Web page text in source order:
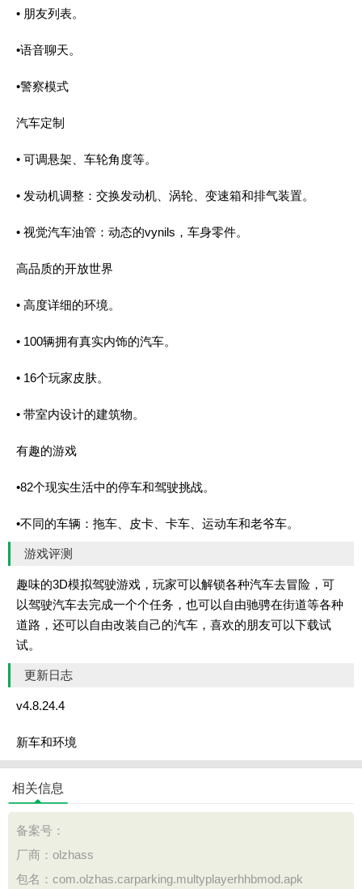
• 朋友列表。
•语音聊天。
•警察模式
汽车定制
• 可调悬架、车轮角度等。
• 发动机调整：交换发动机、涡轮、变速箱和排气装置。
• 视觉汽车油管：动态的vynils，车身零件。
高品质的开放世界
• 高度详细的环境。
• 100辆拥有真实内饰的汽车。
• 16个玩家皮肤。
• 带室内设计的建筑物。
有趣的游戏
•82个现实生活中的停车和驾驶挑战。
•不同的车辆：拖车、皮卡、卡车、运动车和老爷车。
游戏评测
趣味的3D模拟驾驶游戏，玩家可以解锁各种汽车去冒险，可
以驾驶汽车去完成一个个任务，也可以自由驰骋在街道等各种
道路，还可以自由改装自己的汽车，喜欢的朋友可以下载试
试。
更新日志
v4.8.24.4
新车和环境
相关信息
备案号：
厂商：olzhass
包名：com.olzhas.carparking.multyplayerhhbmod.apk